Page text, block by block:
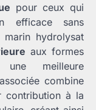
pour ceux qui
efficace sans
hydrolysat
aux formes
une meilleure
combine
contribution à la